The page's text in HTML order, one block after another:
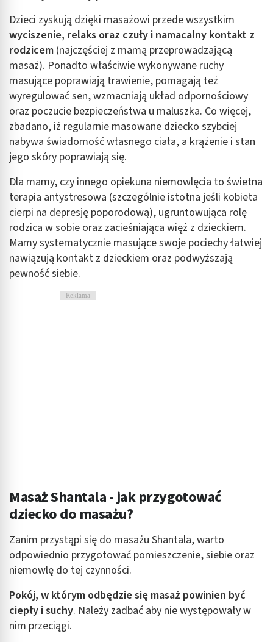
Dzieci zyskują dzięki masażowi przede wszystkim
wyciszenie, relaks oraz czuły i namacalny kontakt z
rodzicem (najczęściej z mamą przeprowadzającą
masaż). Ponadto właściwie wykonywane ruchy
masujące poprawiają trawienie, pomagają też
wyregulować sen, wzmacniają układ odpornościowy
oraz poczucie bezpieczeństwa u maluszka. Co więcej,
zbadano, iż regularnie masowane dziecko szybciej
nabywa świadomość własnego ciała, a krążenie i stan
jego skóry poprawiają się.
Dla mamy, czy innego opiekuna niemowlęcia to świetna
terapia antystresowa (szczególnie istotna jeśli kobieta
cierpi na depresję poporodową), ugruntowująca rolę
rodzica w sobie oraz zacieśniająca więź z dzieckiem.
Mamy systematycznie masujące swoje pociechy łatwiej
nawiązują kontakt z dzieckiem oraz podwyższają
pewność siebie.
Reklama
Masaż Shantala - jak przygotować
dziecko do masażu?
Zanim przystąpi się do masażu Shantala, warto
odpowiednio przygotować pomieszczenie, siebie oraz
niemowlę do tej czynności.
Pokój, w którym odbędzie się masaż powinien być
ciepły i suchy. Należy zadbać aby nie występowały w
nim przeciągi.